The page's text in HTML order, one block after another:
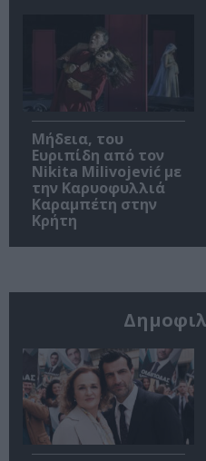
Μήδεια, του
Ευριπίδη από τον
Nikita Milivojević με
την Καρυοφυλλιά
Καραμπέτη στην
Κρήτη